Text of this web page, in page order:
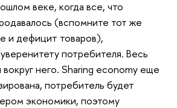
веке, когда все, что
(вспомните тот же
и дефицит товаров),
потребителя. Весь
него. Sharing economy еще
потребитель будет
экономики, поэтому